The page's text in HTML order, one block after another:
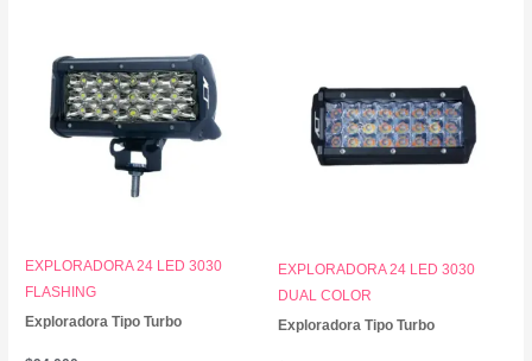
Exploradora Tipo Turbo
EXPLORADORA 24 LED 3030
FLASHING
Exploradora Tipo Turbo
EXPLORADORA 24 LED 3030
DUAL COLOR